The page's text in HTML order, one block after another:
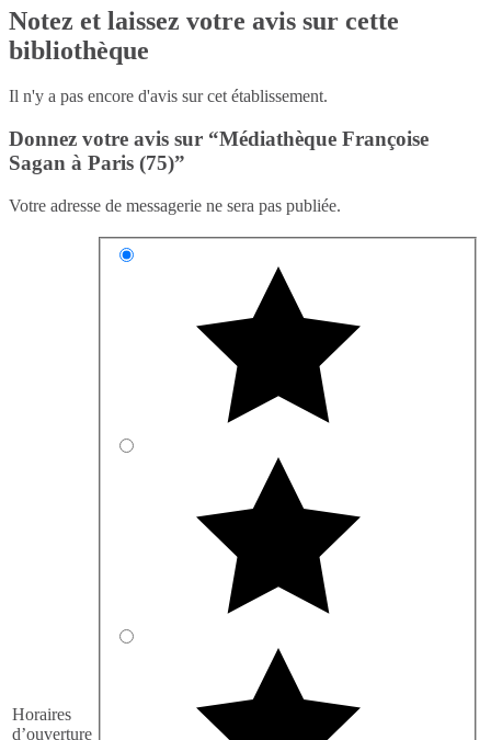
Notez et laissez votre avis sur cette
bibliothèque
Il n'y a pas encore d'avis sur cet établissement.
Donnez votre avis sur “Médiathèque Françoise
Sagan à Paris (75)”
Votre adresse de messagerie ne sera pas publiée.
Horaires
d’ouverture